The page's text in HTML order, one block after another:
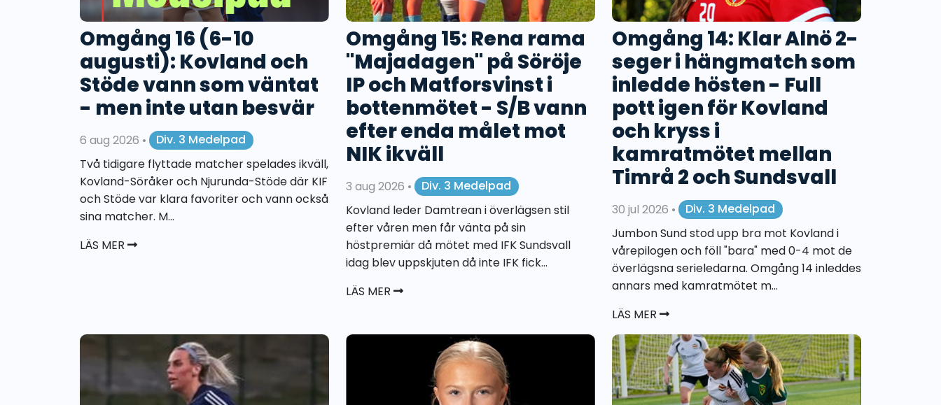
Omgång 16 (6-10
augusti): Kovland och
Stöde vann som väntat
- men inte utan besvär
6 aug 2026 •
Div. 3 Medelpad
Två tidigare flyttade matcher spelades ikväll,
Kovland-Söråker och Njurunda-Stöde där KIF
och Stöde var klara favoriter och vann också
sina matcher. M...
LÄS MER
Omgång 15: Rena rama
"Majadagen" på Söröje
IP och Matforsvinst i
bottenmötet - S/B vann
efter enda målet mot
NIK ikväll
3 aug 2026 •
Div. 3 Medelpad
Kovland leder Damtrean i överlägsen stil
efter våren men får vänta på sin
höstpremiär då mötet med IFK Sundsvall
idag blev uppskjuten då inte IFK fick...
LÄS MER
Omgång 14: Klar Alnö 2-
seger i hängmatch som
inledde hösten - Full
pott igen för Kovland
och kryss i
kamratmötet mellan
Timrå 2 och Sundsvall
30 jul 2026 •
Div. 3 Medelpad
Jumbon Sund stod upp bra mot Kovland i
vårepilogen och föll "bara" med 0-4 mot de
överlägsna serieledarna. Omgång 14 inleddes
annars med kamratmötet m...
LÄS MER